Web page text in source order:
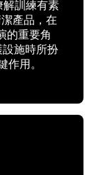
解訓練有素
產品，在
的重要角
施時所扮
作用。